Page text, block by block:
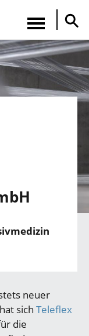
neuer
sich Teleflex
die